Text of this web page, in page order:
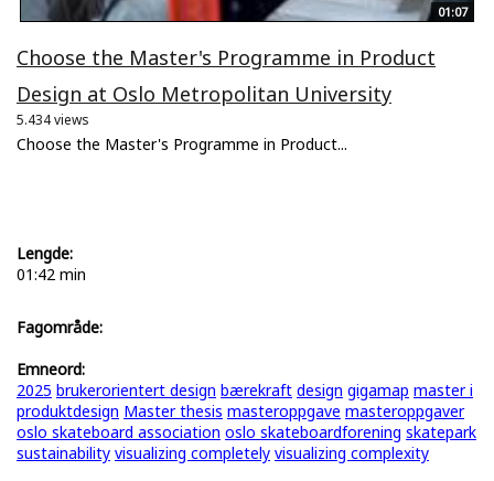
01:07
Choose the Master's Programme in Product
Design at Oslo Metropolitan University
5.434 views
Choose the Master's Programme in Product...
Lengde:
01:42 min
Fagområde:
Emneord:
2025 brukerorientert design bærekraft design gigamap master i
produktdesign Master thesis masteroppgave masteroppgaver
oslo skateboard association oslo skateboardforening skatepark
sustainability visualizing completely visualizing complexity